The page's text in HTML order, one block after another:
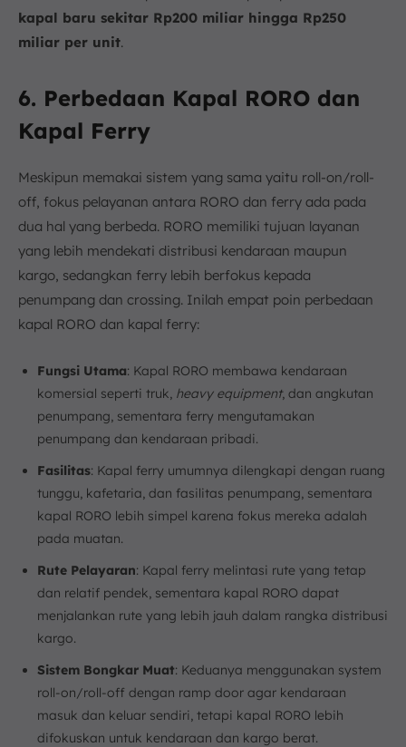
kapal baru sekitar Rp200 miliar hingga Rp250
miliar per unit.
6. Perbedaan Kapal RORO dan
Kapal Ferry
Meskipun memakai sistem yang sama yaitu roll-on/roll-
off, fokus pelayanan antara RORO dan ferry ada pada
dua hal yang berbeda. RORO memiliki tujuan layanan
yang lebih mendekati distribusi kendaraan maupun
kargo, sedangkan ferry lebih berfokus kepada
penumpang dan crossing. Inilah empat poin perbedaan
kapal RORO dan kapal ferry:
Fungsi Utama: Kapal RORO membawa kendaraan
komersial seperti truk, heavy equipment, dan angkutan
penumpang, sementara ferry mengutamakan
penumpang dan kendaraan pribadi.
Fasilitas: Kapal ferry umumnya dilengkapi dengan ruang
tunggu, kafetaria, dan fasilitas penumpang, sementara
kapal RORO lebih simpel karena fokus mereka adalah
pada muatan.
Rute Pelayaran: Kapal ferry melintasi rute yang tetap
dan relatif pendek, sementara kapal RORO dapat
menjalankan rute yang lebih jauh dalam rangka distribusi
kargo.
Sistem Bongkar Muat: Keduanya menggunakan system
roll-on/roll-off dengan ramp door agar kendaraan
masuk dan keluar sendiri, tetapi kapal RORO lebih
difokuskan untuk kendaraan dan kargo berat.